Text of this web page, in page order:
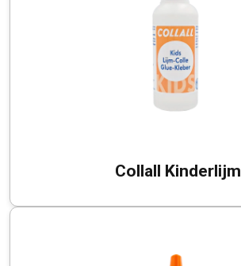
Collall Kinderlijm